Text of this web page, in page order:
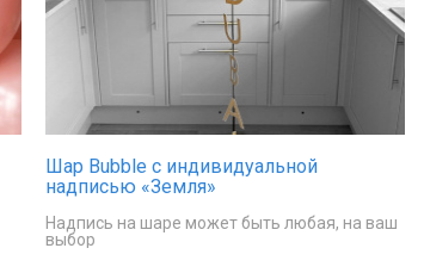
Шар Bubble с индивидуальной
надписью «Земля»
Надпись на шаре может быть любая, на ваш
выбор